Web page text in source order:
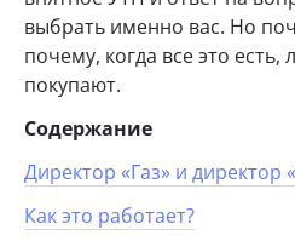
выбрать именно вас. Но
почему, когда все это
покупают.
Содержание
Директор «Газ» и директор
Как это работает?